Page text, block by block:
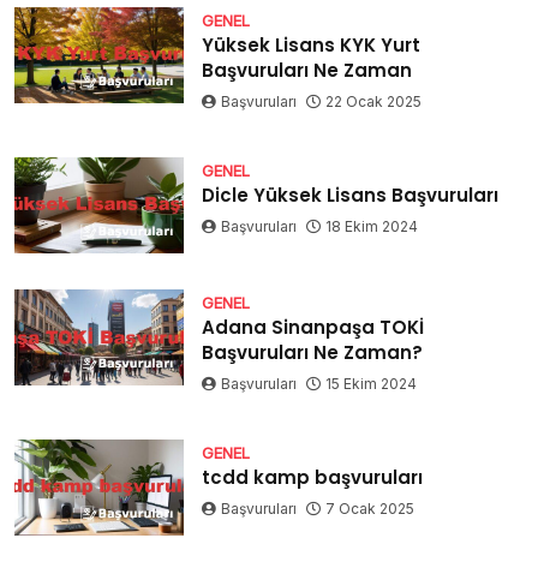
GENEL
Yüksek Lisans KYK Yurt
Başvuruları Ne Zaman
Başvuruları 22 Ocak 2025
GENEL
Dicle Yüksek Lisans Başvuruları
Başvuruları 18 Ekim 2024
GENEL
Adana Sinanpaşa TOKİ
Başvuruları Ne Zaman?
Başvuruları 15 Ekim 2024
GENEL
tcdd kamp başvuruları
Başvuruları 7 Ocak 2025